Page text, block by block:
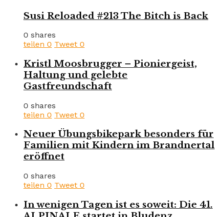
Susi Reloaded #213 The Bitch is Back
0 shares
teilen 0 Tweet 0
Kristl Moosbrugger – Pioniergeist,
Haltung und gelebte
Gastfreundschaft
0 shares
teilen 0 Tweet 0
Neuer Übungsbikepark besonders für
Familien mit Kindern im Brandnertal
eröffnet
0 shares
teilen 0 Tweet 0
In wenigen Tagen ist es soweit: Die 41.